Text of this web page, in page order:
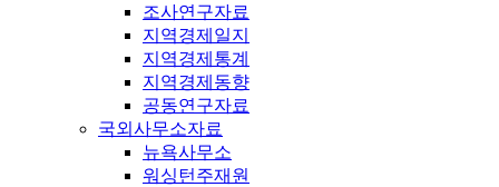
조사연구자료
지역경제일지
지역경제통계
지역경제동향
공동연구자료
국외사무소자료
뉴욕사무소
워싱턴주재원